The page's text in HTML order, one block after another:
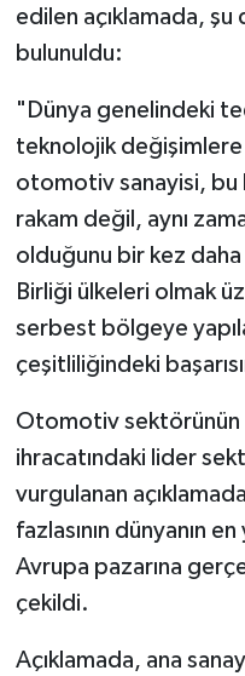
edilen açıklamada,
bulunuldu:
"Dünya genelindeki
teknolojik değişimlere
otomotiv sanayisi, bu
rakam değil, aynı
olduğunu bir kez daha
Birliği ülkeleri olmak
serbest bölgeye
çeşitliliğindeki
Otomotiv sektörünün
ihracatındaki lider
vurgulanan
fazlasının dünyanın
Avrupa pazarına
çekildi.
Açıklamada, ana